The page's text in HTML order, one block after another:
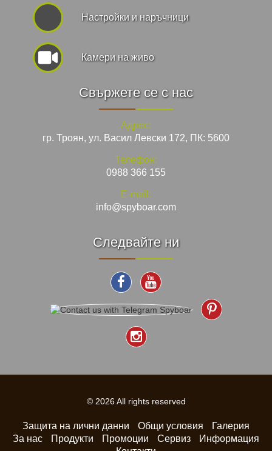
Hастройки и наръчници
Камери на живо
Свържете се с нас
Адрес:
гр. Троян, ул. Васил Левски 172, ПК: 5600
Телефон:
0988 366 155
E-mail:
info@spyboar.com
Следвайте ни
© 2026 All rights reserved
Защита на лични данни Общи условия
Галерия
За нас
Продукти Промоции Сервиз
Информация